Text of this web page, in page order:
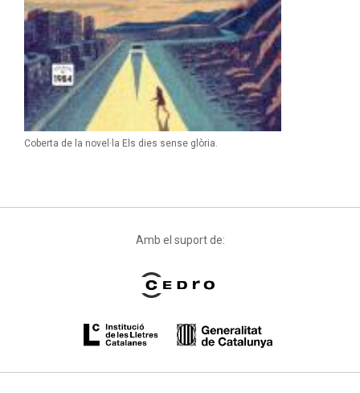
Coberta de la novel·la Els dies sense glòria.
Amb el suport de: